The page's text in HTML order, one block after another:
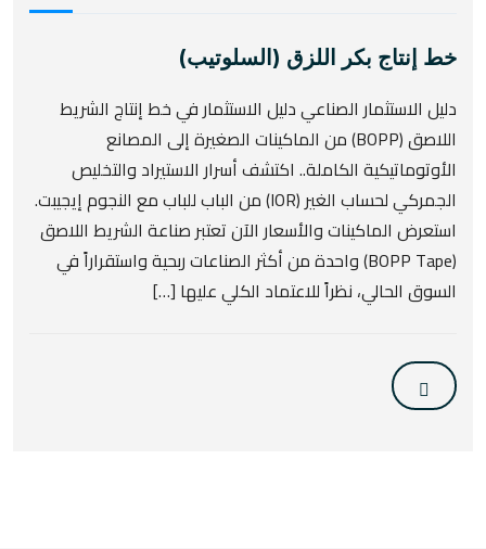
خط إنتاج بكر اللزق (السلوتيب)
دليل الاستثمار الصناعي دليل الاستثمار في خط إنتاج الشريط
اللاصق (BOPP) من الماكينات الصغيرة إلى المصانع
الأوتوماتيكية الكاملة.. اكتشف أسرار الاستيراد والتخليص
الجمركي لحساب الغير (IOR) من الباب للباب مع النجوم إيجيبت.
استعرض الماكينات والأسعار الآن تعتبر صناعة الشريط اللاصق
(BOPP Tape) واحدة من أكثر الصناعات ربحية واستقراراً في
السوق الحالي، نظراً للاعتماد الكلي عليها […]